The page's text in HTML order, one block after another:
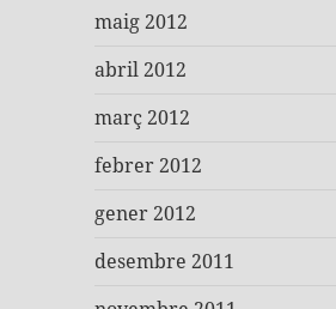
maig 2012
abril 2012
març 2012
febrer 2012
gener 2012
desembre 2011